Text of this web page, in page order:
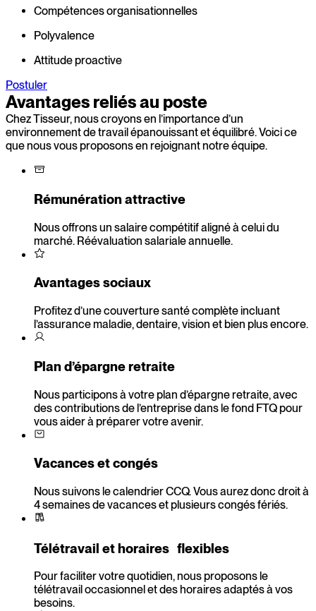
Compétences organisationnelles
Polyvalence
Attitude proactive
Postuler
Avantages reliés au poste
Chez Tisseur, nous croyons en l’importance d’un
environnement de travail épanouissant et équilibré. Voici ce
que nous vous proposons en rejoignant notre équipe.
Rémunération attractive
Nous offrons un salaire compétitif aligné à celui du
marché. Réévaluation salariale annuelle.
Avantages sociaux
Profitez d’une couverture santé complète incluant
l’assurance maladie, dentaire, vision et bien plus encore.
Plan d’épargne retraite
Nous participons à votre plan d’épargne retraite, avec
des contributions de l’entreprise dans le fond FTQ pour
vous aider à préparer votre avenir.
Vacances et congés
Nous suivons le calendrier CCQ. Vous aurez donc droit à
4 semaines de vacances et plusieurs congés fériés.
Télétravail et horaires flexibles
Pour faciliter votre quotidien, nous proposons le
télétravail occasionnel et des horaires adaptés à vos
besoins.